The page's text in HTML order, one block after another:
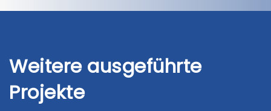
Weitere ausgeführte
Projekte